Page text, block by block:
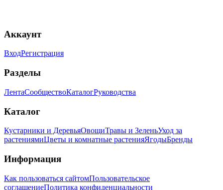
Аккаунт
ВходРегистрация
Разделы
ЛентаСообществоКаталогРуководства
Каталог
Кустарники и ДеревьяОвощиТравы и ЗеленьУход за
растениямиЦветы и комнатные растенияЯгодыБренды
Информация
Как пользоваться сайтомПользовательское
соглашениеПолитика конфиденциальности